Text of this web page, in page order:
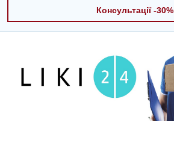
Консультації -30%